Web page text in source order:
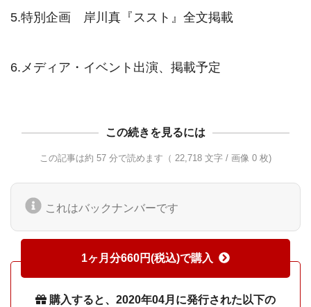
5.特別企画　岸川真『ススト』全文掲載
この続きを見るには
この記事は約 57 分で読めます（ 22,718 文字 / 画像 0 枚)
これはバックナンバーです
1ヶ月分660円(税込)で購入
購入すると、2020年04月に発行された以下の